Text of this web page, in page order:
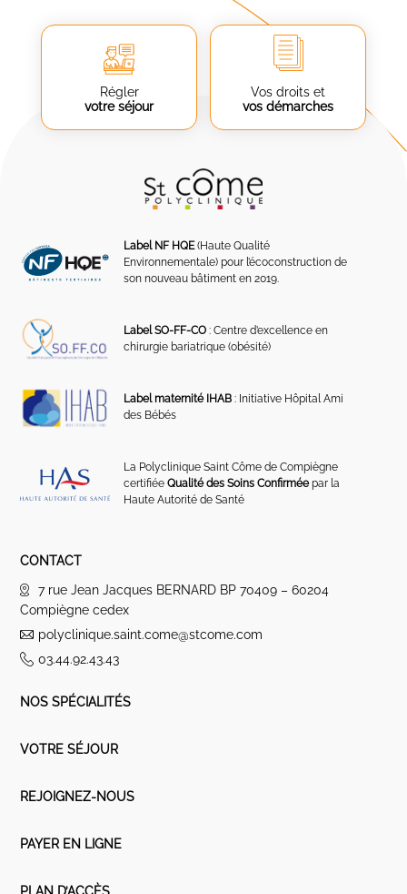
Régler
votre séjour
Vos droits et
vos démarches
Label NF HQE(Haute Qualité
Environnementale) pour l’écoconstruction de
son nouveau bâtiment en 2019.
Label SO-FF-CO : Centre d’excellence en
chirurgie bariatrique (obésité)
Label maternité IHAB : Initiative Hôpital Ami
des Bébés
La Polyclinique Saint Côme de Compiègne
certifiéeQualité des Soins Confirméepar la
Haute Autorité de Santé
CONTACT
7 rue Jean Jacques BERNARD BP 70409 – 60204
Compiègne cedex
polyclinique.saint.come@stcome.com
03.44.92.43.43
NOS SPÉCIALITÉS
VOTRE SÉJOUR
REJOIGNEZ-NOUS
PAYER EN LIGNE